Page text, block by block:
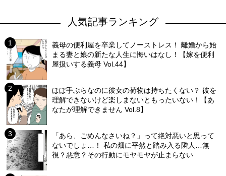
人気記事ランキング
義母の便利屋を卒業してノーストレス！ 離婚から始
まる妻と娘の新たな人生に悔いはなし！【嫁を便利
屋扱いする義母 Vol.44】
ほぼ手ぶらなのに彼女の荷物は持ちたくない？ 彼を
理解できないけど楽しまないともったいない！【あ
なたが理解できません Vol.8】
「あら、ごめんなさいね？」って絶対悪いと思って
ないでしょ…！ 私の畑に平然と踏み入る隣人…無
視？悪意？その行動にモヤモヤが止まらない